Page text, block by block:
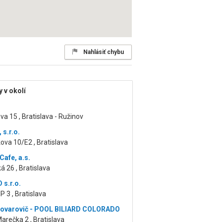
Nahlásiť chybu
v okolí
15 , Bratislava - Ružinov
s.r.o.
10/E2 , Bratislava
a.s.
26 , Bratislava
s.r.o.
3 , Bratislava
- POOL BILIARD COLORADO
2 , Bratislava